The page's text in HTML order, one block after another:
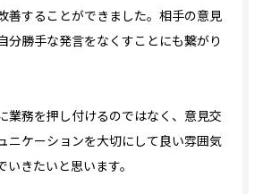
善することができました。相手の意見
分勝手な発言をなくすことにも繋がり
務を押し付けるのではなく、意見交
ニケーションを大切にして良い雰囲気
きたいと思います。